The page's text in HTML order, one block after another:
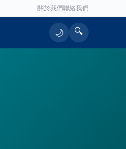
關於我們聯絡我們
🌙 🔍